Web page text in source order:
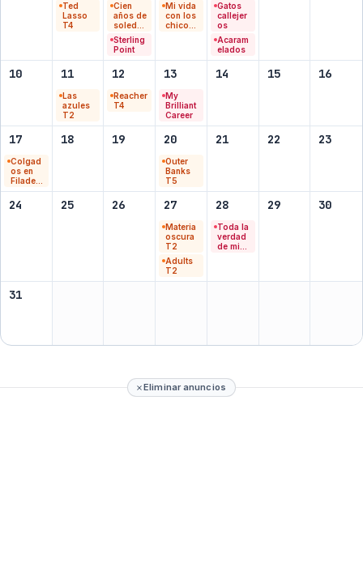
Ted
Lasso
T4
Cien
años de
soledad
T2
Sterling
Point
Mi vida
con los
chicos
Gatos
callejer
os
Acaram
elados
10 11
Las
azules
T2
12
Reacher
T4
13
My
Brilliant
Career
14 15 16
17
Colgad
os en
Filadelfi
a T18
18 19 20
Outer
Banks
T5
21 22 23
24 25 26 27
Materia
oscura
T2
Adults
T2
28
Toda la
verdad
de mis
29 30
31
Eliminar anuncios